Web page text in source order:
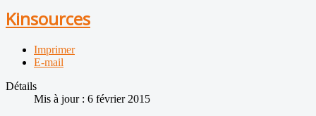
Kinsources
Imprimer
E-mail
Détails
Mis à jour : 6 février 2015